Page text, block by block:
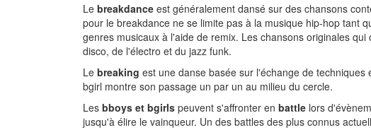
Le breakdance est généralement dansé sur des chansons
pour le breakdance ne se limite pas à la musique hip-hop tant
genres musicaux à l'aide de remix. Les chansons originales
disco, de l'électro et du jazz funk.
Le breaking est une danse basée sur l'échange de
bgirl montre son passage un par un au milieu du cercle.
Les bboys et bgirls peuvent s'affronter en battle lors
jusqu'à élire le vainqueur. Un des battles des plus connus